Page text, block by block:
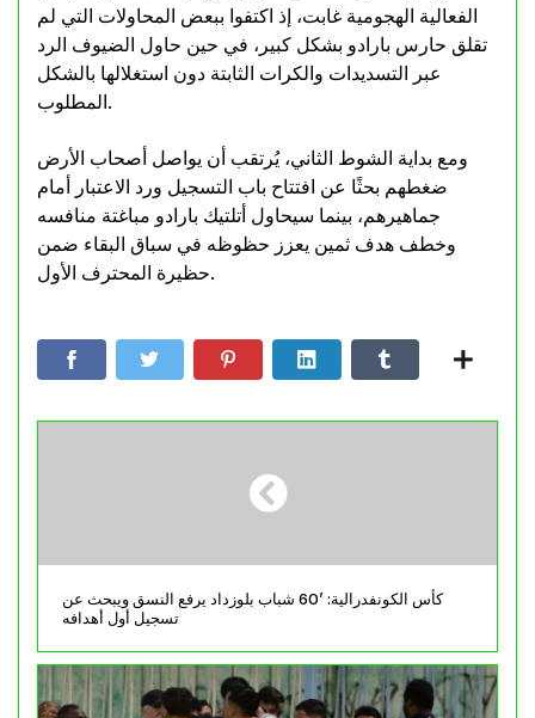
الفعالية الهجومية غابت، إذ اكتفوا ببعض المحاولات التي لم
تقلق حارس بارادو بشكل كبير، في حين حاول الضيوف الرد
عبر التسديدات والكرات الثابتة دون استغلالها بالشكل
المطلوب.
ومع بداية الشوط الثاني، يُرتقب أن يواصل أصحاب الأرض
ضغطهم بحثًا عن افتتاح باب التسجيل ورد الاعتبار أمام
جماهيرهم، بينما سيحاول أتلتيك بارادو مباغتة منافسه
وخطف هدف ثمين يعزز حظوظه في سباق البقاء ضمن
حظيرة المحترف الأول.
كأس الكونفدرالية: ’60 شباب بلوزداد يرفع النسق ويبحث عن
تسجيل أول أهدافه